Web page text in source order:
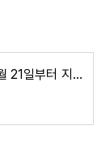
이재명 민생회복 소비쿠폰 7월 21일부터 지급 시작